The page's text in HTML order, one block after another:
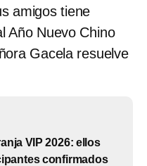
amigos tiene
Año Nuevo Chino
Gacela resuelve
VIP 2026: ellos
confirmados